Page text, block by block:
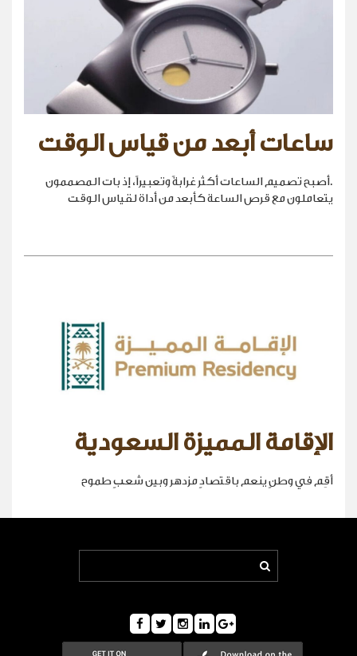
ساعات أبعد من قياس الوقت
.أصبح تصميم الساعات أكثر غرابةً وتعبيراً، إذ بات المصممون
يتعاملون مع قرص الساعة كأبعد من أداة لقياس الوقت
الإقامة المميزة السعودية
أقِم في وطنٍ ينعم باقتصادٍ مزدهر وبين شعبٍ طموح